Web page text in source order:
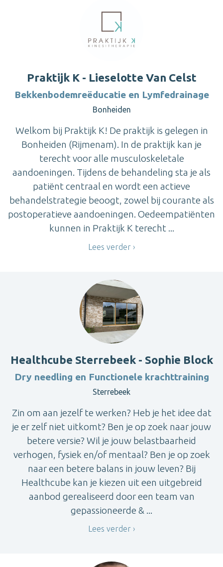
Praktijk K - Lieselotte Van Celst
Bekkenbodemreëducatie en Lymfedrainage
Bonheiden
Welkom bij Praktijk K! De praktijk is gelegen in
Bonheiden (Rijmenam). In de praktijk kan je
terecht voor alle musculoskeletale
aandoeningen. Tijdens de behandeling sta je als
patiënt centraal en wordt een actieve
behandelstrategie beoogt, zowel bij courante als
postoperatieve aandoeningen. Oedeempatiënten
kunnen in Praktijk K terecht ...
Lees verder
Healthcube Sterrebeek - Sophie Block
Dry needling en Functionele krachttraining
Sterrebeek
Zin om aan jezelf te werken? Heb je het idee dat
je er zelf niet uitkomt? Ben je op zoek naar jouw
betere versie? Wil je jouw belastbaarheid
verhogen, fysiek en/of mentaal? Ben je op zoek
naar een betere balans in jouw leven? Bij
Healthcube kan je kiezen uit een uitgebreid
aanbod gerealiseerd door een team van
gepassioneerde & ...
Lees verder